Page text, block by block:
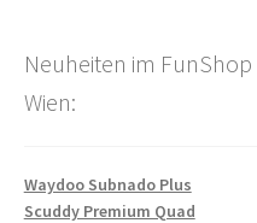
Neuheiten im FunShop
Wien:
Waydoo Subnado Plus
Scuddy Premium Quad